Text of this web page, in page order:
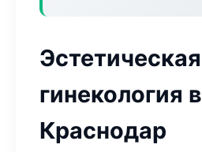
Эстетическая
гинекология в
Краснодар